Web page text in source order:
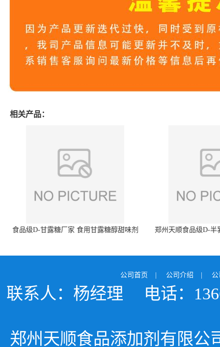
相关产品：
食品级D-甘露糖厂家 食用甘露糖醇甜味剂
郑州天顺食品级D-半
公司首页 | 公司介绍 |
联系人：杨经理 电话：
郑州天顺食品添加剂有限公